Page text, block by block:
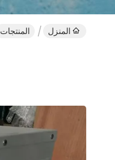
المنزل المنتجات